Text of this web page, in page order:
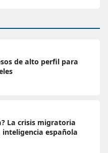
de alto perfil para
La crisis migratoria
española